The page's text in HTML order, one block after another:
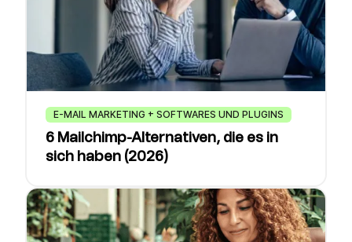
E-MAIL MARKETING + SOFTWARES UND PLUGINS
6 Mailchimp-Alternativen, die es in
sich haben (2026)